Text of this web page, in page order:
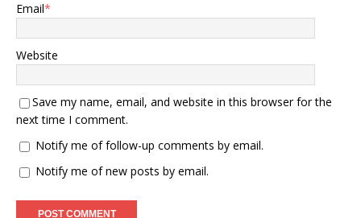
Email*
Website
Save my name, email, and website in this browser for the
next time I comment.
Notify me of follow-up comments by email.
Notify me of new posts by email.